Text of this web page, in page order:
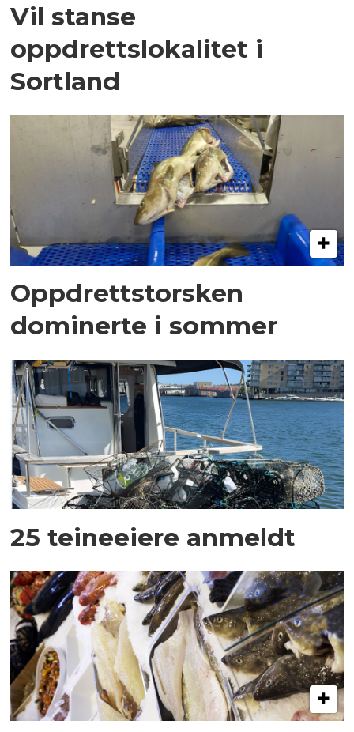
Vil stanse
oppdrettslokalitet i
Sortland
Oppdrettstorsken
dominerte i sommer
25 teineeiere anmeldt